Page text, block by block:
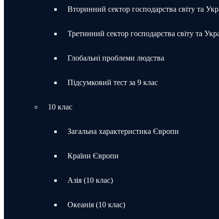
Вторинний сектор господарства світу та
Третинний сектор господарства світу та
Глобальні проблеми людства
Підсумковий тест за 9 клас
10 клас
Загальна характеристика Європи
Країни Європи
Азія (10 клас)
Океанія (10 клас)